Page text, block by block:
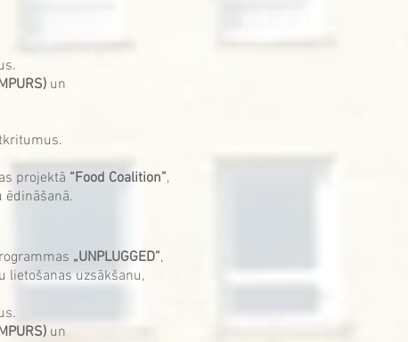
un
projektā “Food Coalition”,
ēdināšanā.
„UNPLUGGED”,
lietošanas uzsākšanu,
un